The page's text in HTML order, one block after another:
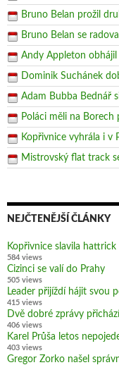
Bruno Belan prožil
Bruno Belan se
Andy Appleton
Dominik Suchánek
Adam Bubba Bednář
Poláci měli na Borech
Kopřivnice vyhrála i v
Mistrovský flat track
NEJČTENĚJŠÍ ČLÁNKY
Kopřivnice slavila hattrick
584 views
Cizinci se valí do Prahy
505 views
Leader přijíždí hájit svou
415 views
Dvě dobré zprávy
406 views
Karel Průša letos
403 views
Gregor Zorko našel